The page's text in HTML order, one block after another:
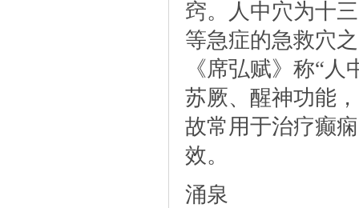
窍。人中穴为十
等急症的急救穴
《席弘赋》称“
苏厥、醒神功能
故常用于治疗癫
效。
涌泉